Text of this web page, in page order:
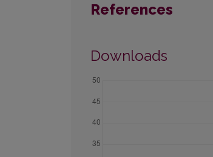
References
Downloads